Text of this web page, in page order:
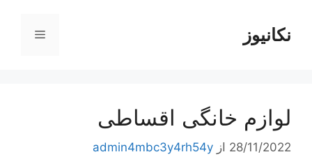
محتوانکانیوز فهرست
لوازم خانگی اقساطی
28/11/2022 از admin4mbc3y4rh54y